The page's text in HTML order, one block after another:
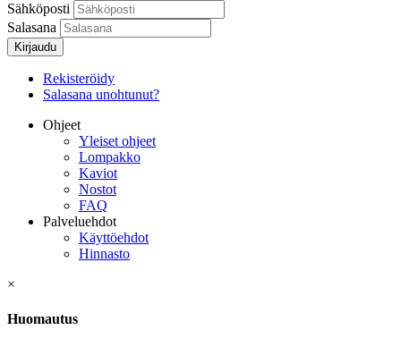
Sähköposti
Salasana
Kirjaudu
Rekisteröidy
Salasana unohtunut?
Ohjeet
Yleiset ohjeet
Lompakko
Kaviot
Nostot
FAQ
Palveluehdot
Käyttöehdot
Hinnasto
×
Huomautus